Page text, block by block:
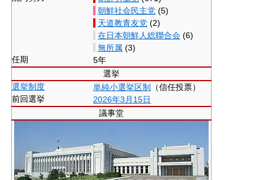
朝鮮社会民主党 (5)
天道教青友党 (2)
在日本朝鮮人総聯合会 (6)
無所属 (3)
任期
5年
選挙
選挙制度
単純小選挙区制 （信任投票）
前回選挙
2026年3月15日
議事堂